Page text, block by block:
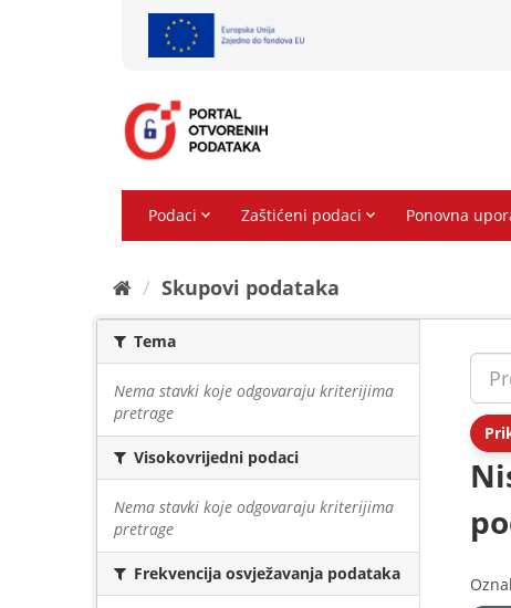
Skupovi podаtаkа
Tema
Nema stavki koje odgovaraju kriterijima
pretrage
Visokovrijedni podaci
Nema stavki koje odgovaraju kriterijima
pretrage
Frekvencija osvježavanja podataka